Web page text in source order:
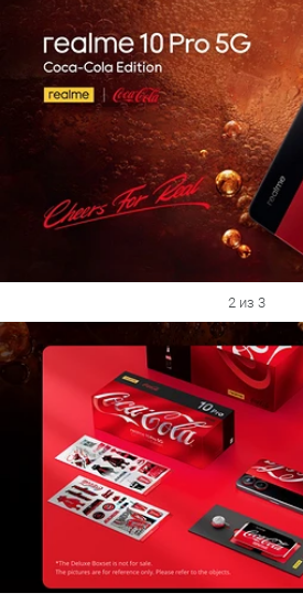
2 из 3